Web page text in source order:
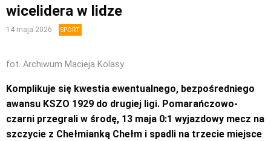
wicelidera w lidze
14 maja 2026 SPORT
fot. Archiwum Macieja Kolasy
Komplikuje się kwestia ewentualnego, bezpośredniego
awansu KSZO 1929 do drugiej ligi. Pomarańczowo-
czarni przegrali w środę, 13 maja 0:1 wyjazdowy mecz na
szczycie z Chełmianką Chełm i spadli na trzecie miejsce